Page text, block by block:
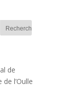
de
l’Oulle